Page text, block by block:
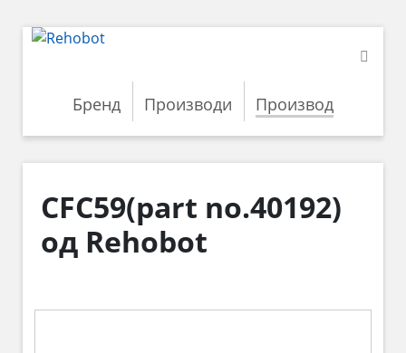
Бренд Производи Производ
CFC59(part no.40192)
од Rehobot